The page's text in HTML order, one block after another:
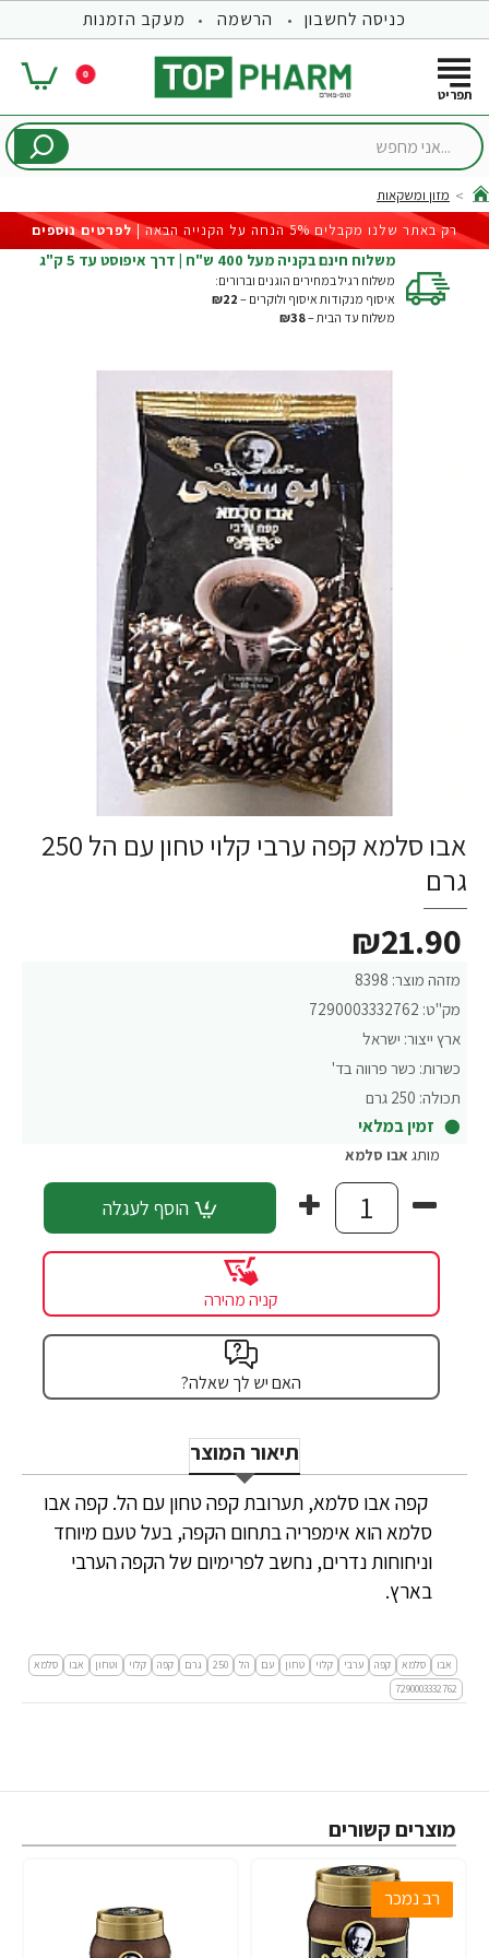
כניסה לחשבון הרשמה מעקב הזמנות
0
...אני
home
מזון ומשקאות
רק באתר שלנו מקבלים 5% הנחה על הקנייה הבאה |
לפרטים נוספים
משלוח חינם בקניה מעל 400 ש"ח | דרך איפוסט עד 5 ק"ג
משלוח רגיל במחירים הוגנים וברורים:
איסוף מנקודות איסוף ולוקרים – ₪22
משלוח עד הבית –₪38
אבו סלמא קפה ערבי קלוי טחון עם הל 250
גרם
מזהה מוצר: 8398
מק"ט: 7290003332762
ארץ ייצור: ישראל
כשרות: כשר פרווה בד'
תכולה: 250 גרם
זמין במלאי
₪21.90
מותג אבו סלמא
הוסף לעגלה
קניה מהירה
האם יש לך שאלה?
תיאור המוצר
קפה אבו סלמא, תערובת קפה טחון עם הל. קפה אבו
סלמא הוא אימפריה בתחום הקפה, בעל טעם מיוחד
וניחוחות נדרים, נחשב לפרימיום של הקפה הערבי
בארץ.
אבו סלמא קפה ערבי קלוי טחון עם הל 250 גרם קפה קלוי וטחון אבו
סלמא
7290003332762
מוצרים קשורים
רב נמכר